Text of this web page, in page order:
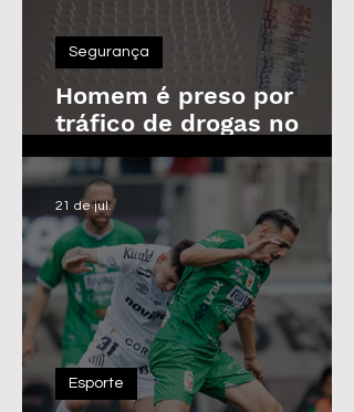
Homem é preso por
tráfico de drogas no
Parque das Árvores, em
Araras
Segurança
Esporte
21 de jul.